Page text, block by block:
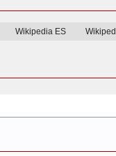
Wikipedia ES